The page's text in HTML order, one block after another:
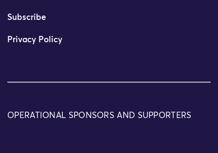
Subscribe
Privacy Policy
OPERATIONAL SPONSORS AND SUPPORTERS